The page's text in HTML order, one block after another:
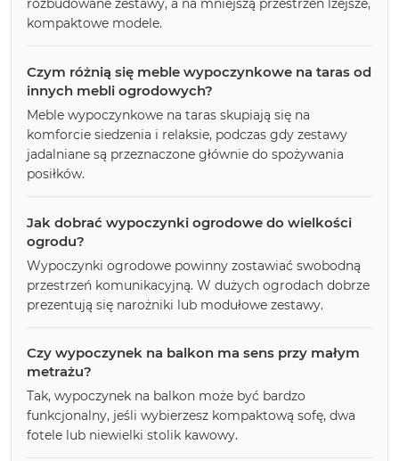
rozbudowane zestawy, a na mniejszą przestrzeń lżejsze,
kompaktowe modele.
Czym różnią się meble wypoczynkowe na taras od
innych mebli ogrodowych?
Meble wypoczynkowe na taras skupiają się na
komforcie siedzenia i relaksie, podczas gdy zestawy
jadalniane są przeznaczone głównie do spożywania
posiłków.
Jak dobrać wypoczynki ogrodowe do wielkości
ogrodu?
Wypoczynki ogrodowe powinny zostawiać swobodną
przestrzeń komunikacyjną. W dużych ogrodach dobrze
prezentują się narożniki lub modułowe zestawy.
Czy wypoczynek na balkon ma sens przy małym
metrażu?
Tak, wypoczynek na balkon może być bardzo
funkcjonalny, jeśli wybierzesz kompaktową sofę, dwa
fotele lub niewielki stolik kawowy.